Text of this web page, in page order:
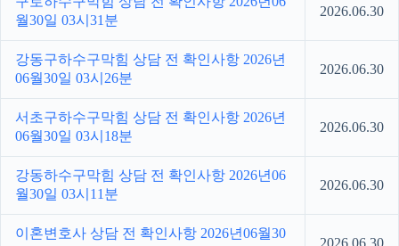
월30일 03시31분
2026.06.30
강동구하수구막힘 상담 전 확인사항 2026년
06월30일 03시26분
2026.06.30
서초구하수구막힘 상담 전 확인사항 2026년
06월30일 03시18분
2026.06.30
강동하수구막힘 상담 전 확인사항 2026년06
월30일 03시11분
2026.06.30
이혼변호사 상담 전 확인사항 2026년06월30
2026.06.30